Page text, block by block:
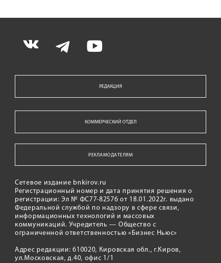
РЕДАКЦИЯ
КОММЕРЧЕСКИЙ ОТДЕЛ
РЕКЛАМОДАТЕЛЯМ
Сетевое издание bnkirov.ru
Регистрационный номер и дата принятия решения о
регистрации: Эл № ФС77-82576 от 18.01.2022г. выдано
Федеральной службой по надзору в сфере связи,
информационных технологий и массовых
коммуникаций. Учредитель — Общество с
ограниченной ответственностью «Бизнес Ньюс»
Адрес редакции: 610020, Кировская обл., г.Киров,
ул.Московская, д.40, офис 1/1